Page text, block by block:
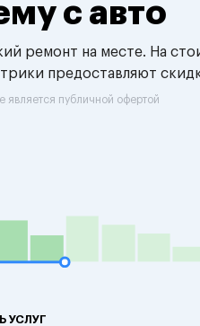
с авто
ремонт на месте. На
предоставляют
является публичной офертой
УСЛУГ